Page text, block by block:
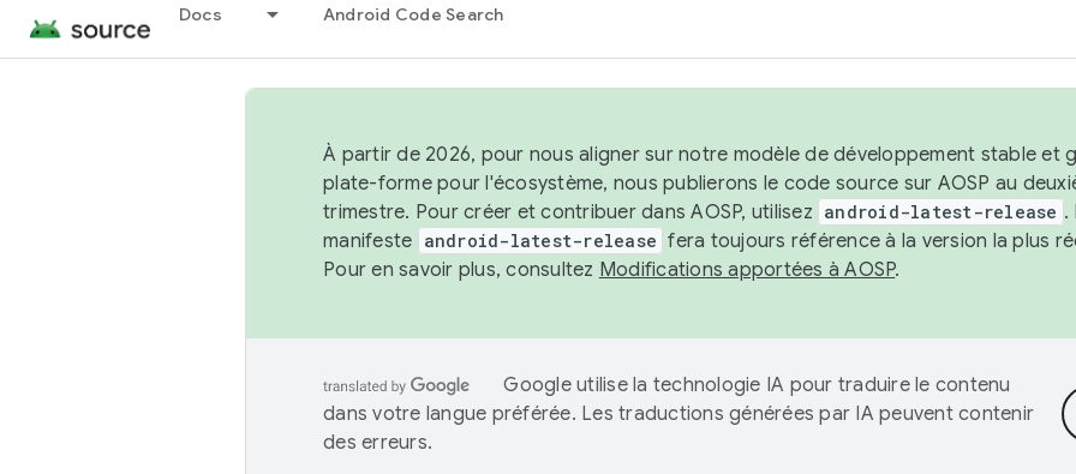
Docs Android Code Search
À partir de 2026, pour nous aligner sur notre modèle de développement stable et
plate-forme pour l'écosystème, nous publierons le code source sur AOSP au
trimestre. Pour créer et contribuer dans AOSP, utilisez android-latest-release .
manifeste android-latest-release fera toujours référence à la version la plus
Pour en savoir plus, consultez Modifications apportées à AOSP.
Google utilise la technologie IA pour traduire le contenu
dans votre langue préférée. Les traductions générées par IA peuvent contenir
des erreurs.